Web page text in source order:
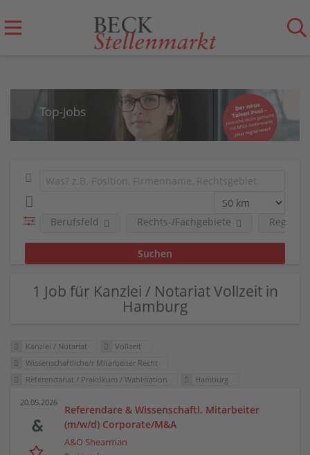
Berufsfeld Rechts-/Fachgebiete Region
1 Job für Kanzlei / Notariat Vollzeit in
Hamburg
Kanzlei / Notariat
Vollzeit
Wissenschaftliche/r Mitarbeiter Recht
Referendariat / Praktikum / Wahlstation
Hamburg
20.05.2026
Referendare & Wissenschaftl. Mitarbeiter
(m/w/d) Corporate/M&A
A&O Shearman